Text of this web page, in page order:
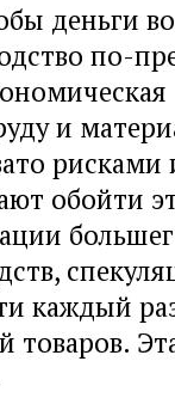
деньги
по-
и
рисками
обойти
каждый
товаров.